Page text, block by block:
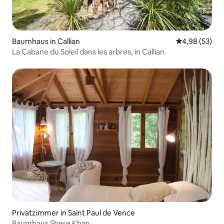
Baumhaus in Callian
4,98 (53)
La Cabane du Soleil dans les arbres, in Callian
Privatzimmer in Saint Paul de Vence